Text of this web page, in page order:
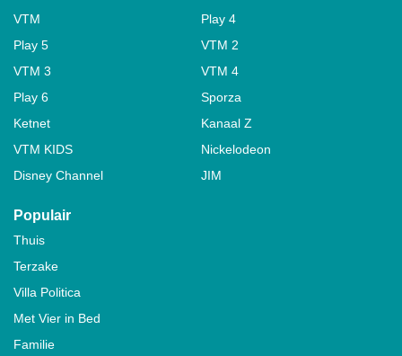
VTM
Play 4
Play 5
VTM 2
VTM 3
VTM 4
Play 6
Sporza
Ketnet
Kanaal Z
VTM KIDS
Nickelodeon
Disney Channel
JIM
Populair
Thuis
Terzake
Villa Politica
Met Vier in Bed
Familie